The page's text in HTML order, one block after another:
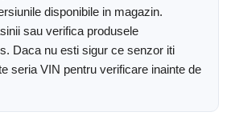
disponibile in magazin.
sau verifica produsele
Daca nu esti sigur ce senzor iti
seria VIN pentru verificare inainte de